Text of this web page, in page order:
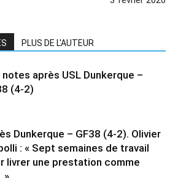
PLUS DE L'AUTEUR
notes après USL Dunkerque –
(4-2)
Dunkerque – GF38 (4-2). Olivier
: « Sept semaines de travail
livrer une prestation comme